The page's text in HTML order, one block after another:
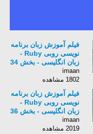
فیلم آموزش زبان برنامه
نویسی روبی Ruby -
زبان انگلیسی - بخش 34
imaan
1802 مشاهده
فیلم آموزش زبان برنامه
نویسی روبی Ruby -
زبان انگلیسی - بخش 36
imaan
2019 مشاهده